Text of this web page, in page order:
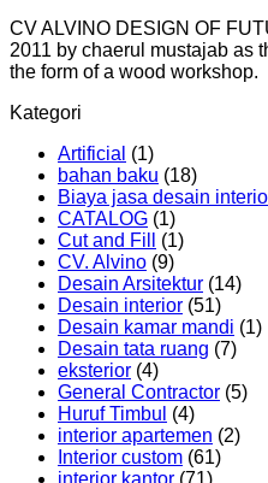
CV ALVINO DESIGN OF
2011 by chaerul mustajab as
the form of a wood workshop.
Kategori
Artificial (1)
bahan baku (18)
Biaya jasa desain
CATALOG (1)
Cut and Fill
(1)
CV. Alvino (9)
Desain Arsitektur (14)
Desain interior (51)
Desain kamar mandi (1)
Desain tata ruang (7)
eksterior (4)
General Contractor (5)
Huruf Timbul (4)
interior apartemen (2)
Interior custom (61)